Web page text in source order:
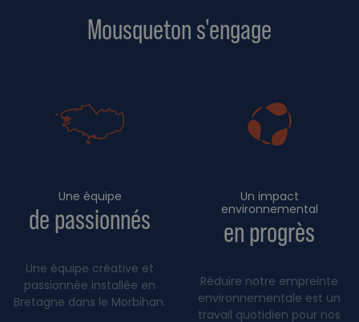
Mousqueton s'engage
Une équipe
de passionnés
Une équipe créative et
passionnée installée en
Bretagne dans le Morbihan.
Un impact
environnemental
en progrès
Réduire notre empreinte
environnementale est un
travail quotidien pour nos